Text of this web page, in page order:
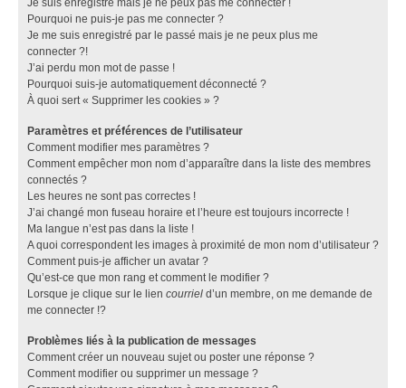
Pourquoi ne puis-je pas me connecter ?
Je me suis enregistré par le passé mais je ne peux plus me
connecter ?!
J’ai perdu mon mot de passe !
Pourquoi suis-je automatiquement déconnecté ?
À quoi sert « Supprimer les cookies » ?
Paramètres et préférences de l’utilisateur
Comment modifier mes paramètres ?
Comment empêcher mon nom d’apparaître dans la liste des membres
connectés ?
Les heures ne sont pas correctes !
J’ai changé mon fuseau horaire et l’heure est toujours incorrecte !
Ma langue n’est pas dans la liste !
A quoi correspondent les images à proximité de mon nom d’utilisateur ?
Comment puis-je afficher un avatar ?
Qu’est-ce que mon rang et comment le modifier ?
Lorsque je clique sur le lien courriel d’un membre, on me demande de
me connecter !?
Problèmes liés à la publication de messages
Comment créer un nouveau sujet ou poster une réponse ?
Comment modifier ou supprimer un message ?